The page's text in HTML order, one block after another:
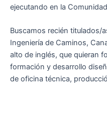
ejecutando en la
Buscamos recién titulados/
Ingeniería de Caminos,
alto de inglés, que quieran
formación y desarrollo
de oficina técnica,